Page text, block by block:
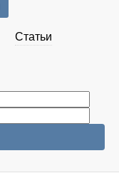
Статьи